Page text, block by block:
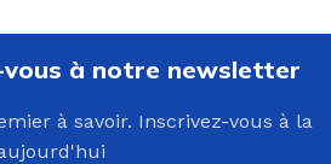
vous à notre newsletter
à savoir. Inscrivez-vous à la